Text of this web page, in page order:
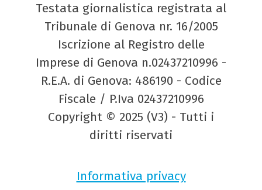
Testata giornalistica registrata al
Tribunale di Genova nr. 16/2005
Iscrizione al Registro delle
Imprese di Genova n.02437210996 -
R.E.A. di Genova: 486190 - Codice
Fiscale / P.Iva 02437210996
Copyright © 2025 (V3) - Tutti i
diritti riservati
Informativa privacy